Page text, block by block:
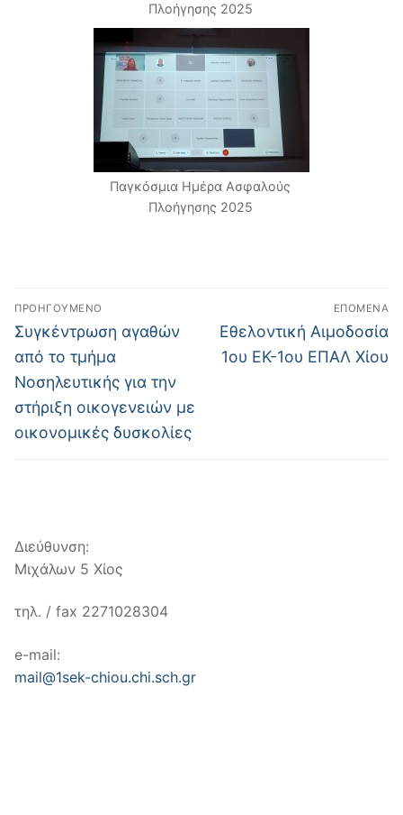
Πλοήγησης 2025
Παγκόσμια Ημέρα Ασφαλούς
Πλοήγησης 2025
Πλοήγηση
άρθρων
ΠΡΟΗΓΟΎΜΕΝΟ
Προηγούμενο
άρθρο:
Συγκέντρωση αγαθών
από το τμήμα
Νοσηλευτικής για την
στήριξη οικογενειών με
οικονομικές δυσκολίες
ΕΠΌΜΕΝΑ
Επόμενο
άρθρο:
Εθελοντική Αιμοδοσία
1ου ΕΚ-1ου ΕΠΑΛ Χίου
Διεύθυνση:
Μιχάλων 5 Χίος
τηλ. / fax 2271028304
e-mail:
mail@1sek-chiou.chi.sch.gr